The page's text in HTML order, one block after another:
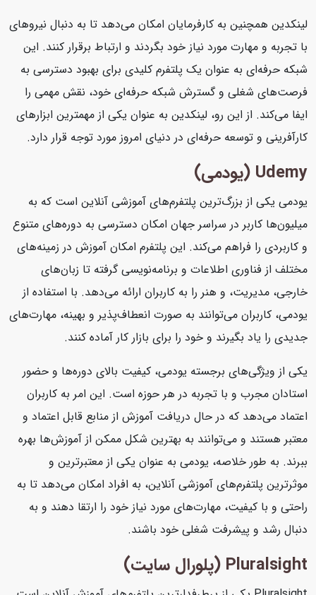
لینکدین همچنین به کارفرمایان امکان می‌دهد تا به دنبال نیروهای
با تجربه و مهارت مورد نیاز خود بگردند و ارتباط برقرار کنند. این
شبکه حرفه‌ای به عنوان یک پلتفرم کلیدی برای بهبود دسترسی به
فرصت‌های شغلی و گسترش شبکه حرفه‌ای خود، نقش مهمی را
ایفا می‌کند. از این رو، لینکدین به عنوان یکی از مهمترین ابزارهای
کارآفرینی و توسعه حرفه‌ای در دنیای امروز مورد توجه قرار دارد.
Udemy (یودمی)
یودمی یکی از بزرگ‌ترین پلتفرم‌های آموزشی آنلاین است که به
میلیون‌ها کاربر در سراسر جهان امکان دسترسی به دوره‌های متنوع
و کاربردی را فراهم می‌کند. این پلتفرم امکان آموزش در زمینه‌های
مختلف از فناوری اطلاعات و برنامه‌نویسی گرفته تا زبان‌های
خارجی، مدیریت، و هنر را به کاربران ارائه می‌دهد. با استفاده از
یودمی، کاربران می‌توانند به صورت انعطاف‌پذیر و بهینه، مهارت‌های
جدیدی را یاد بگیرند و خود را برای بازار کار آماده کنند.
یکی از ویژگی‌های برجسته یودمی، کیفیت بالای دوره‌ها و حضور
استادان مجرب و با تجربه در هر حوزه است. این امر به کاربران
اعتماد می‌دهد که در حال دریافت آموزش از منابع قابل اعتماد و
معتبر هستند و می‌توانند به بهترین شکل ممکن از آموزش‌ها بهره
ببرند. به طور خلاصه، یودمی به عنوان یکی از معتبرترین و
موثرترین پلتفرم‌های آموزشی آنلاین، به افراد امکان می‌دهد تا به
راحتی و با کیفیت، مهارت‌های مورد نیاز خود را ارتقا دهند و به
دنبال رشد و پیشرفت شغلی خود باشند.
Pluralsight (پلورال سایت)